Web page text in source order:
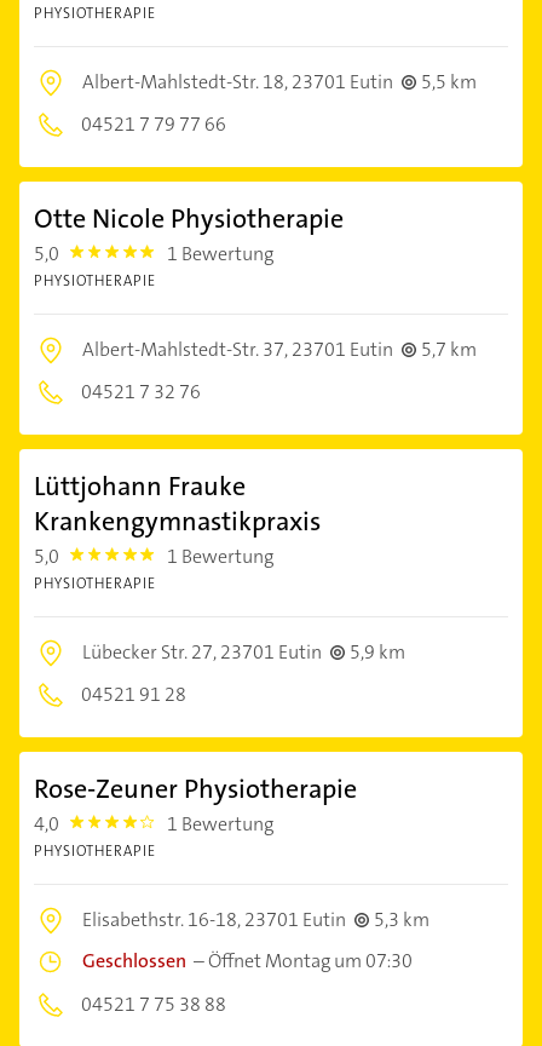
PHYSIOTHERAPIE
Albert-Mahlstedt-Str. 18,23701 Eutin
5,5 km
04521 7 79 77 66
Otte Nicole Physiotherapie
5,0 5.0 1 Bewertung
PHYSIOTHERAPIE
Albert-Mahlstedt-Str. 37,23701 Eutin
5,7 km
04521 7 32 76
Lüttjohann Frauke
Krankengymnastikpraxis
5,0 5.0 1 Bewertung
PHYSIOTHERAPIE
Lübecker Str. 27,23701 Eutin
5,9 km
04521 91 28
Rose-Zeuner Physiotherapie
4,0 4.0 1 Bewertung
PHYSIOTHERAPIE
Elisabethstr. 16-18,23701 Eutin
5,3 km
Geschlossen –Öffnet Montag um 07:30
04521 7 75 38 88